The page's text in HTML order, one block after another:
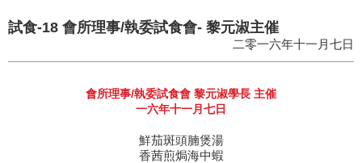
試食-18 會所理事/執委試食會- 黎元淑主催
二零一六年十一月七日
會所理事/執委試食會 黎元淑學長 主催
一六年十一月七日
鮮茄斑頭腩煲湯
香茜煎焗海中蝦